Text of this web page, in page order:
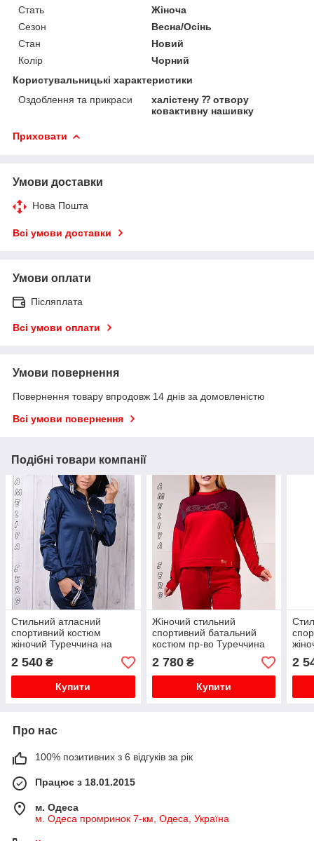
Стать
Жіноча
Сезон
Весна/Осінь
Стан
Новий
Колір
Чорний
Користувальницькі характеристики
Оздоблення та прикраси
халістену ⁇ отвору
ковактивну нашивку
Приховати
Умови доставки
Нова Пошта
Всі умови доставки
Умови оплати
Післяплата
Всі умови оплати
Умови повернення
Повернення товару впродовж 14 днів за домовленістю
Всі умови повернення
Подібні товари компанії
Стильний атласний
спортивний костюм
жіночий Туреччина на
блискавці XS S M L XL
синій
2 540 ₴
Купити
Жіночий стильний
спортивний батальний
костюм пр-во Туреччина
No8877 червоний
2 780₴
Купити
2
Про нас
100% позитивних з 6 відгуків за рік
Працює з 18.01.2015
м. Одеса
м. Одеса промринок 7-км, Одеса, Україна